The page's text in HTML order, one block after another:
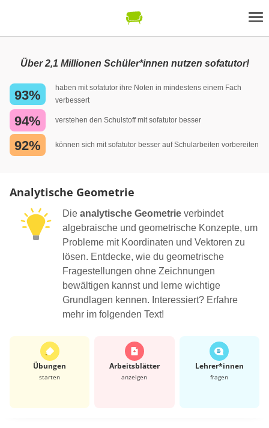
Über 2,1 Millionen Schüler*innen nutzen sofatutor!
93%
haben mit sofatutor ihre Noten in mindestens einem Fach
verbessert
94% verstehen den Schulstoff mit sofatutor besser
92% können sich mit sofatutor besser auf Schularbeiten vorbereiten
Analytische Geometrie
Die analytische Geometrie verbindet
algebraische und geometrische Konzepte, um
Probleme mit Koordinaten und Vektoren zu
lösen. Entdecke, wie du geometrische
Fragestellungen ohne Zeichnungen
bewältigen kannst und lerne wichtige
Grundlagen kennen. Interessiert? Erfahre
mehr im folgenden Text!
Übungen
starten
Arbeits­blätter
anzeigen
Lehrer*​innen
fragen